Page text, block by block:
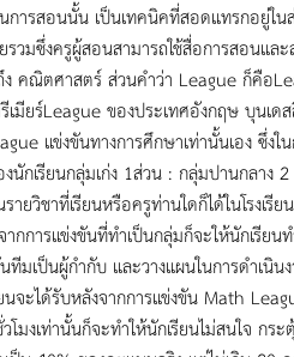
รสอนนั้น เป็นเทคนิคที่สอดแทรกอยู่ใน
วมซึ่งครูผู้สอนสามารถใช้สื่อการสอนแ
คณิตศาสตร์ ส่วนคำว่า League ก็คือ
มียร์League ของประเทศอังกฤษ บุนเ
แข่งขันทางการศึกษาเท่านั้นเอง ซึ่
นักเรียนกลุ่มเก่ง 1ส่วน : กลุ่มปานกลา
ชาที่เรียนหรือครูท่านใดก็ได้ในโรงเรี
กการแข่งขันที่ทำเป็นกลุ่มก็จะให้นักเรีย
เป็นผู้กำกับ และวางแผนในการดำเนิน
จะได้รับหลังจากการแข่งขัน Math
มงเท่านั้นก็จะทำให้นักเรียนไม่สนใจ กร